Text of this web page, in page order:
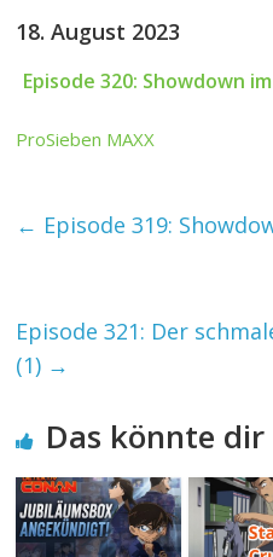
18. August 2023
Episode 320: Showdown
ProSieben MAXX
← Episode 319:
Episode 321: Der
(1) →
Das könnte